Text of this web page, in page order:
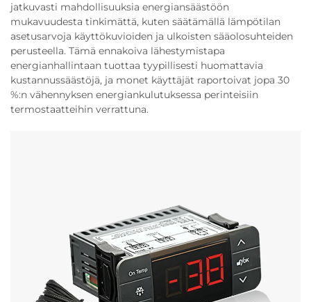
jatkuvasti mahdollisuuksia energiansäästöön
mukavuudesta tinkimättä, kuten säätämällä lämpötilan
asetusarvoja käyttökuvioiden ja ulkoisten sääolosuhteiden
perusteella. Tämä ennakoiva lähestymistapa
energianhallintaan tuottaa tyypillisesti huomattavia
kustannussäästöjä, ja monet käyttäjät raportoivat jopa 30
%:n vähennyksen energiankulutuksessa perinteisiin
termostaatteihin verrattuna.